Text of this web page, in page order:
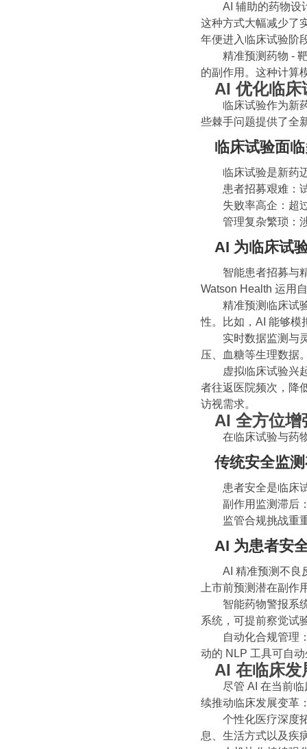
AI 辅助的药物设
这种方式大幅减少了
年便进入临床试验阶
精准预测药物 -
的副作用。这种计算
AI 优化临床
临床试验作为新
些棘手问题提供了全
临床试验面
临床试验是新药
患者招募艰难：
失败率高企：超
管理复杂繁琐：
AI 为临床试
智能患者招募与
Watson Health 运用
精准预测临床试
性。比如，AI 能够模
实时数据监测与
压、血糖等生理数据
虚拟临床试验兴
者往返医院频次，降
访视需求。
AI 全方位增
在临床试验与药
传统安全监
患者安全是临床
副作用监测滞后
监管合规挑战重
AI 为患者安
AI 精准预测不良
上市前预测潜在副作
智能药物警报系
系统，可提前察觉试
自动化合规管理
动的 NLP 工具可自
AI 在临床发
尽管 AI 在当前临
续推动临床发展变革
个性化医疗深度
息、生活方式以及疾